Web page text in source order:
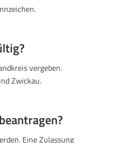
vergeben.
Zwickau.
Eine Zulassung